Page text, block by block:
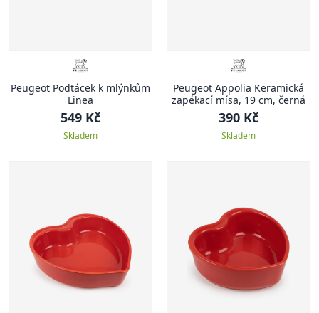
Peugeot Podtácek k mlýnkům
Linea
549 Kč
Skladem
Peugeot Appolia Keramická
zapékací mísa, 19 cm, černá
390 Kč
Skladem